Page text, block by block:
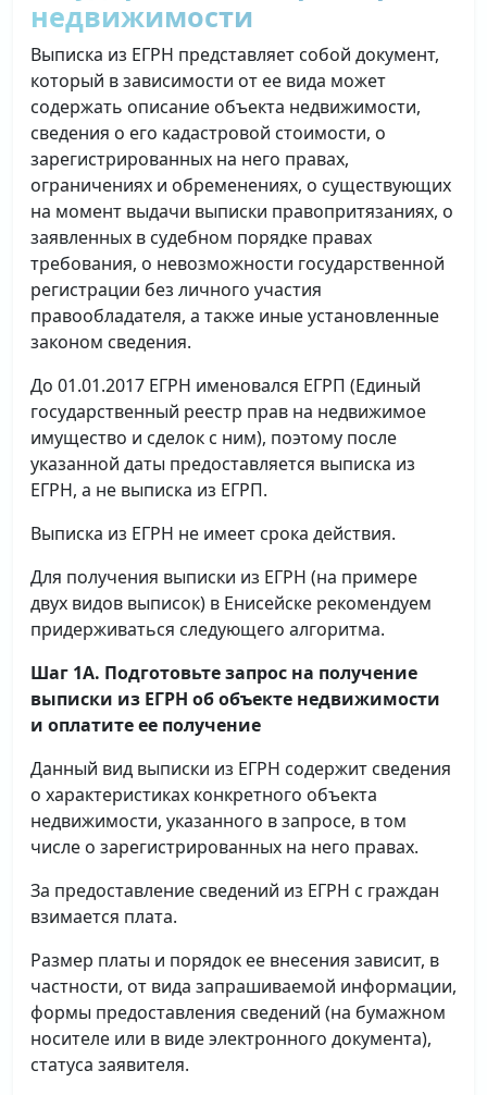
недвижимости
Выписка из ЕГРН представляет собой документ,
который в зависимости от ее вида может
содержать описание объекта недвижимости,
сведения о его кадастровой стоимости, о
зарегистрированных на него правах,
ограничениях и обременениях, о существующих
на момент выдачи выписки правопритязаниях, о
заявленных в судебном порядке правах
требования, о невозможности государственной
регистрации без личного участия
правообладателя, а также иные установленные
законом сведения.
До 01.01.2017 ЕГРН именовался ЕГРП (Единый
государственный реестр прав на недвижимое
имущество и сделок с ним), поэтому после
указанной даты предоставляется выписка из
ЕГРН, а не выписка из ЕГРП.
Выписка из ЕГРН не имеет срока действия.
Для получения выписки из ЕГРН (на примере
двух видов выписок) в Енисейске рекомендуем
придерживаться следующего алгоритма.
Шаг 1А. Подготовьте запрос на получение
выписки из ЕГРН об объекте недвижимости
и оплатите ее получение
Данный вид выписки из ЕГРН содержит сведения
о характеристиках конкретного объекта
недвижимости, указанного в запросе, в том
числе о зарегистрированных на него правах.
За предоставление сведений из ЕГРН с граждан
взимается плата.
Размер платы и порядок ее внесения зависит, в
частности, от вида запрашиваемой информации,
формы предоставления сведений (на бумажном
носителе или в виде электронного документа),
статуса заявителя.